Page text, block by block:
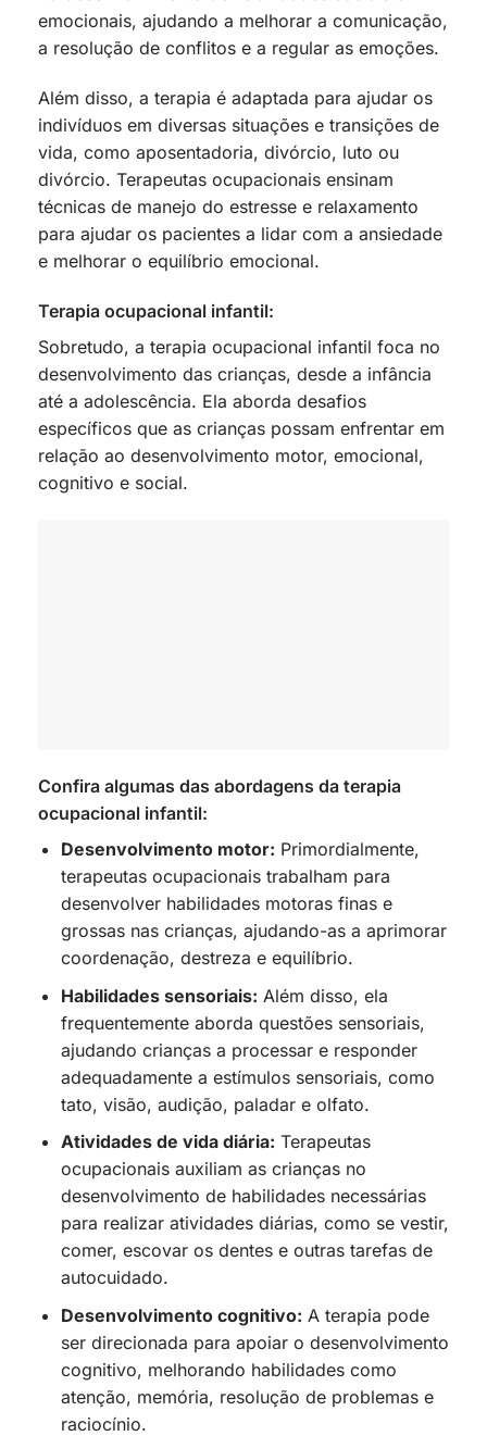
emocionais, ajudando a melhorar a comunicação,
a resolução de conflitos e a regular as emoções.
Além disso, a terapia é adaptada para ajudar os
indivíduos em diversas situações e transições de
vida, como aposentadoria, divórcio, luto ou
divórcio. Terapeutas ocupacionais ensinam
técnicas de manejo do estresse e relaxamento
para ajudar os pacientes a lidar com a ansiedade
e melhorar o equilíbrio emocional.
Terapia ocupacional infantil:
Sobretudo, a terapia ocupacional infantil foca no
desenvolvimento das crianças, desde a infância
até a adolescência. Ela aborda desafios
específicos que as crianças possam enfrentar em
relação ao desenvolvimento motor, emocional,
cognitivo e social.
Confira algumas das abordagens da terapia
ocupacional infantil:
Desenvolvimento motor: Primordialmente,
terapeutas ocupacionais trabalham para
desenvolver habilidades motoras finas e
grossas nas crianças, ajudando-as a aprimorar
coordenação, destreza e equilíbrio.
Habilidades sensoriais: Além disso, ela
frequentemente aborda questões sensoriais,
ajudando crianças a processar e responder
adequadamente a estímulos sensoriais, como
tato, visão, audição, paladar e olfato.
Atividades de vida diária: Terapeutas
ocupacionais auxiliam as crianças no
desenvolvimento de habilidades necessárias
para realizar atividades diárias, como se vestir,
comer, escovar os dentes e outras tarefas de
autocuidado.
Desenvolvimento cognitivo: A terapia pode
ser direcionada para apoiar o desenvolvimento
cognitivo, melhorando habilidades como
atenção, memória, resolução de problemas e
raciocínio.